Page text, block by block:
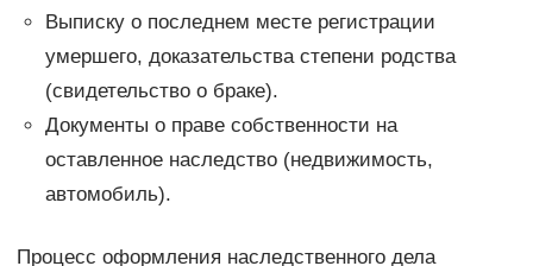
Выписку о последнем месте регистрации
умершего, доказательства степени родства
(свидетельство о браке).
Документы о праве собственности на
оставленное наследство (недвижимость,
автомобиль).
Процесс оформления наследственного дела